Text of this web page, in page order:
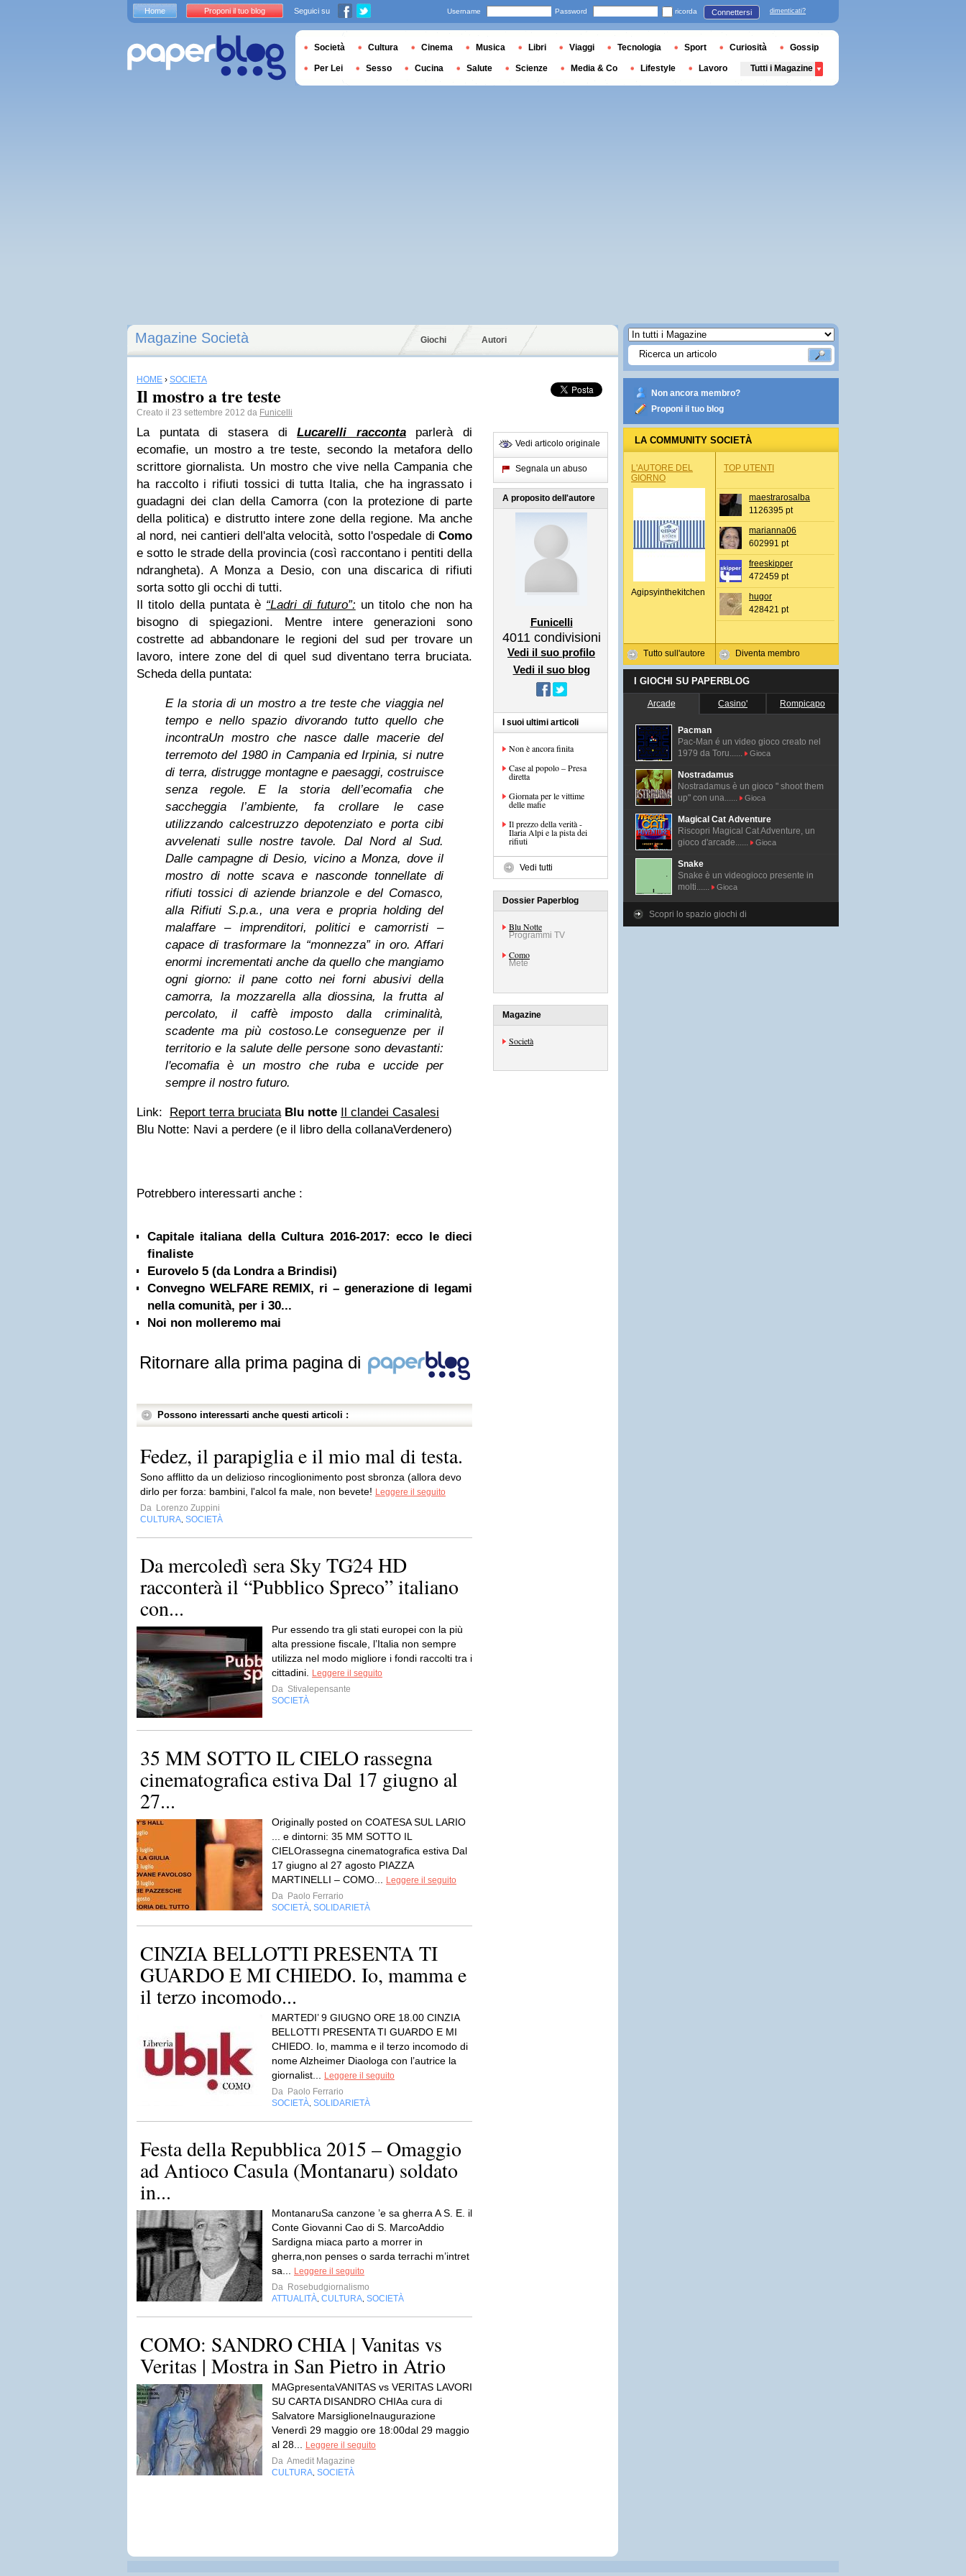
Magazine Società Giochi Autori
HOME › SOCIETÀ
Il mostro a tre teste
Creato il 23 settembre 2012 da Funicelli
La puntata di stasera diLucarelli raccontaparlerà di
ecomafie, un mostro a tre teste, secondo la metafora dello
scrittore giornalista. Un mostro che vive nella Campania che
ha raccolto i rifiuti tossici di tutta Italia, che ha ingrassato i
guadagni dei clan della Camorra (con la protezione di parte
della politica) e distrutto intere zone della regione. Ma anche
al nord, nei cantieri dell'alta velocità, sotto l'ospedale di Como
e sotto le strade della provincia (così raccontano i pentiti della
ndrangheta). A Monza a Desio, con una discarica di rifiuti
sorta sotto gli occhi di tutti.
Il titolo della puntata è “Ladri di futuro”: un titolo che non ha
bisogno di spiegazioni. Mentre intere generazioni sono
costrette ad abbandonare le regioni del sud per trovare un
lavoro, intere zone del di quel sud diventano terra bruciata.
Scheda della puntata:
E la storia di un mostro a tre teste che viaggia nel
tempo e nello spazio divorando tutto quello che
incontraUn mostro che nasce dalle macerie del
terremoto del 1980 in Campania ed Irpinia, si nutre
di terra, distrugge montagne e paesaggi, costruisce
senza regole. E la storia dell’ecomafia che
saccheggia l’ambiente, fa crollare le case
utilizzando calcestruzzo depotenziato e porta cibi
avvelenati sulle nostre tavole. Dal Nord al Sud.
Dalle campagne di Desio, vicino a Monza, dove il
mostro di notte scava e nasconde tonnellate di
rifiuti tossici di aziende brianzole e del Comasco,
alla Rifiuti S.p.a., una vera e propria holding del
malaffare – imprenditori, politici e camorristi –
capace di trasformare la “monnezza” in oro. Affari
enormi incrementati anche da quello che mangiamo
ogni giorno: il pane cotto nei forni abusivi della
camorra, la mozzarella alla diossina, la frutta al
percolato, il caffè imposto dalla criminalità,
scadente ma più costoso.Le conseguenze per il
territorio e la salute delle persone sono devastanti:
l'ecomafia è un mostro che ruba e uccide per
sempre il nostro futuro.
Link: Report terra bruciata Blu notte Il clandei Casalesi
Blu Notte: Navi a perdere (e il libro della collanaVerdenero)
Potrebbero interessarti anche :
Capitale italiana della Cultura 2016-2017: ecco le dieci
finaliste
Eurovelo 5 (da Londra a Brindisi)
Convegno WELFARE REMIX, ri – generazione di legami
nella comunità, per i 30...
Noi non molleremo mai
Ritornare alla prima pagina di
Possono interessarti anche questi articoli :
Fedez, il parapiglia e il mio mal di testa.
Sono afflitto da un delizioso rincoglionimento post sbronza (allora devo
dirlo per forza: bambini, l'alcol fa male, non bevete! Leggere il seguito
Da Lorenzo Zuppini
CULTURA SOCIETÀ
Da mercoledì sera Sky TG24 HD
racconterà il “Pubblico Spreco” italiano
con...
Pur essendo tra gli stati europei con la più
alta pressione fiscale, l’Italia non sempre
utilizza nel modo migliore i fondi raccolti tra i
cittadini.
Leggere il seguito
Da Stivalepensante
SOCIETÀ
35 MM SOTTO IL CIELO rassegna
cinematografica estiva Dal 17 giugno al
27...
Originally posted on COATESA SUL LARIO
... e dintorni: 35 MM SOTTO IL
CIELOrassegna cinematografica estiva Dal
17 giugno al 27 agosto PIAZZA
MARTINELLI – COMO...
Leggere il seguito
Da Paolo Ferrario
SOCIETÀ SOLIDARIETÀ
CINZIA BELLOTTI PRESENTA TI
GUARDO E MI CHIEDO. Io, mamma e
il terzo incomodo...
MARTEDI’ 9 GIUGNO ORE 18.00 CINZIA
BELLOTTI PRESENTA TI GUARDO E MI
CHIEDO. Io, mamma e il terzo incomodo di
nome Alzheimer Diaologa con l’autrice la
giornalist...
Leggere il seguito
Da Paolo Ferrario
SOCIETÀ SOLIDARIETÀ
Festa della Repubblica 2015 – Omaggio
ad Antioco Casula (Montanaru) soldato
in...
MontanaruSa canzone ’e sa gherra A S. E. il
Conte Giovanni Cao di S. MarcoAddio
Sardigna miaca parto a morrer in
gherra,non penses o sarda terrachi m’intret
sa...
Leggere il seguito
Da Rosebudgiornalismo
ATTUALITÀ CULTURA SOCIETÀ
COMO: SANDRO CHIA | Vanitas vs
Veritas | Mostra in San Pietro in Atrio
MAGpresentaVANITAS vs VERITAS LAVORI
SU CARTA DISANDRO CHIAa cura di
Salvatore MarsiglioneInaugurazione
Venerdì 29 maggio ore 18:00dal 29 maggio
al 28...
Leggere il seguito
Da Amedit Magazine
CULTURA SOCIETÀ
Vedi articolo originale
Segnala un abuso
A proposito dell'autore
Funicelli
4011 condivisioni
Vedi il suo profilo
Vedi il suo blog
I suoi ultimi articoli
Non è ancora finita
Case al popolo – Presa
diretta
Giornata per le vittime
delle mafie
Il prezzo della verità -
Ilaria Alpi e la pista dei
rifiuti
Vedi tutti
Dossier Paperblog
Blu Notte
Programmi TV
Como
Mete
Magazine
Società
Non ancora membro?
Proponi il tuo blog
LA COMMUNITY SOCIETÀ
L'AUTORE DEL
GIORNO
Agipsyinthekitchen
Tutto sull'autore
TOP UTENTI
maestrarosalba
1126395 pt
marianna06
602991 pt
freeskipper
472459 pt
hugor
428421 pt
Diventa membro
I GIOCHI SU PAPERBLOG
Arcade Casino' Rompicapo
Pacman
Pac-Man é un video gioco creato nel
1979 da Toru......
Gioca
Nostradamus
Nostradamus è un gioco " shoot them
up" con una......
Gioca
Magical Cat Adventure
Riscopri Magical Cat Adventure, un
gioco d'arcade......
Gioca
Snake
Snake è un videogioco presente in
molti......
Gioca
Scopri lo spazio giochi di
Home Proponi il tuo blog Seguici su Username Password ricorda Connettersi dimenticati?
Società Cultura Cinema Musica Libri Viaggi Tecnologia Sport Curiosità Gossip
Per Lei Sesso Cucina Salute Scienze Media & Co Lifestyle Lavoro Tutti i Magazine